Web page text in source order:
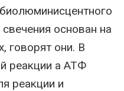
основан на
говорят они. В
реакции а АТФ
реакции и